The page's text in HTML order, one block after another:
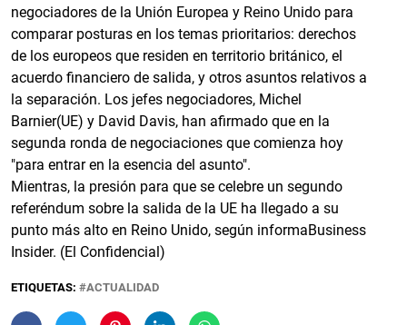
negociadores de la Unión Europea y Reino Unido para
comparar posturas en los temas prioritarios: derechos
de los europeos que residen en territorio británico, el
acuerdo financiero de salida, y otros asuntos relativos a
la separación. Los jefes negociadores, Michel
Barnier(UE) y David Davis, han afirmado que en la
segunda ronda de negociaciones que comienza hoy
"para entrar en la esencia del asunto".
Mientras, la presión para que se celebre un segundo
referéndum sobre la salida de la UE ha llegado a su
punto más alto en Reino Unido, según informaBusiness
Insider. (El Confidencial)
ETIQUETAS: ACTUALIDAD